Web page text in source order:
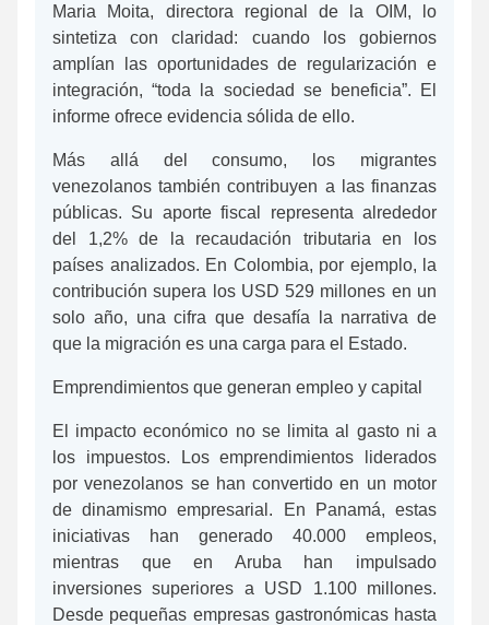
Maria Moita, directora regional de la OIM, lo
sintetiza con claridad: cuando los gobiernos
amplían las oportunidades de regularización e
integración, “toda la sociedad se beneficia”. El
informe ofrece evidencia sólida de ello.
Más allá del consumo, los migrantes
venezolanos también contribuyen a las finanzas
públicas. Su aporte fiscal representa alrededor
del 1,2% de la recaudación tributaria en los
países analizados. En Colombia, por ejemplo, la
contribución supera los USD 529 millones en un
solo año, una cifra que desafía la narrativa de
que la migración es una carga para el Estado.
Emprendimientos que generan empleo y capital
El impacto económico no se limita al gasto ni a
los impuestos. Los emprendimientos liderados
por venezolanos se han convertido en un motor
de dinamismo empresarial. En Panamá, estas
iniciativas han generado 40.000 empleos,
mientras que en Aruba han impulsado
inversiones superiores a USD 1.100 millones.
Desde pequeñas empresas gastronómicas hasta